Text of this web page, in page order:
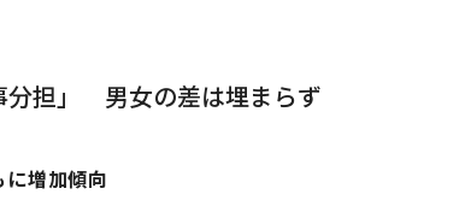
分担」 男女の差は埋まらず
増加傾向